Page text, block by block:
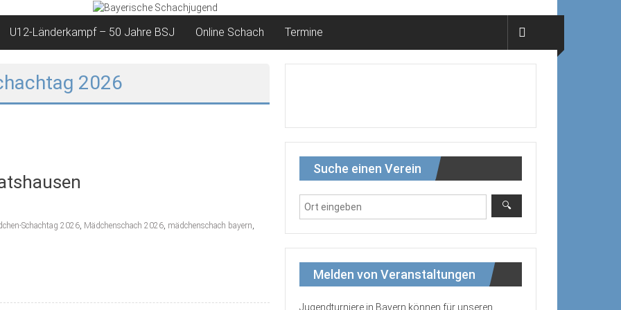
U12-Länderkampf – 50 Jahre BSJ Online Schach Termine
2026
Schachtag 2026 Mädchenschach 2026 mädchenschach bayern
Suche einen Verein
Melden von Veranstaltungen
Jugendturniere in Bayern können für unseren